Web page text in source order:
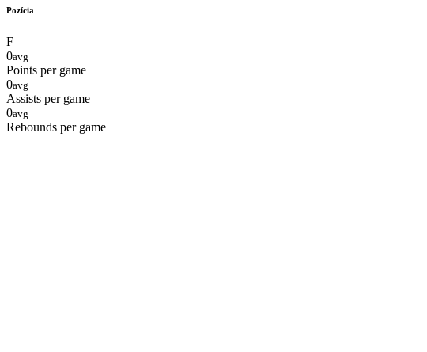
Pozícia
F
0avg
Points per game
0avg
Assists per game
0avg
Rebounds per game